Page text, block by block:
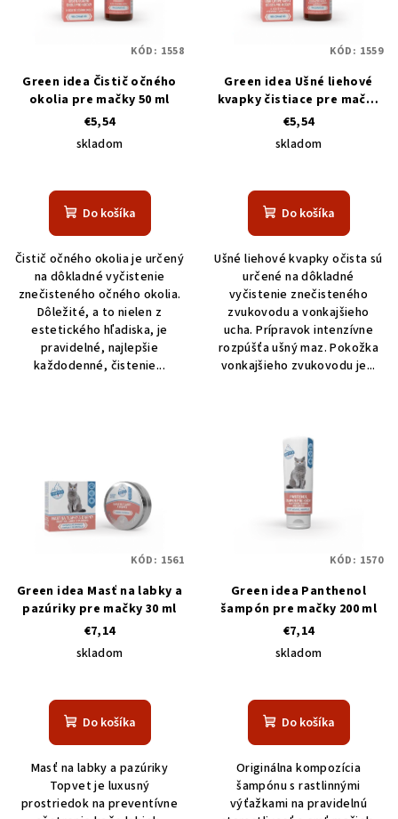
Green idea Čistič očného
okolia pre mačky 50 ml
€5,54
skladom
Do košíka
Čistič očného okolia je určený
na dôkladné vyčistenie
znečisteného očného okolia.
Dôležité, a to nielen z
estetického hľadiska, je
pravidelné, najlepšie
každodenné, čistenie...
KÓD: 1558
Green idea Ušné liehové
kvapky čistiace pre mačky
50 ml
€5,54
skladom
Do košíka
Ušné liehové kvapky očista sú
určené na dôkladné
vyčistenie znečisteného
zvukovodu a vonkajšieho
ucha. Prípravok intenzívne
rozpúšťa ušný maz. Pokožka
vonkajšieho zvukovodu je...
KÓD: 1559
Green idea Masť na labky a
pazúriky pre mačky 30 ml
€7,14
skladom
Do košíka
Masť na labky a pazúriky
Topvet je luxusný
prostriedok na preventívne
KÓD: 1561
Green idea Panthenol
šampón pre mačky 200 ml
€7,14
skladom
Do košíka
Originálna kompozícia
šampónu s rastlinnými
výťažkami na pravidelnú
KÓD: 1570